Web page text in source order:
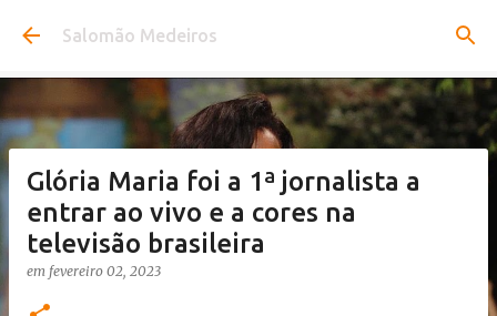
Pular para o conteúdo principal
Salomão Medeiros
Glória Maria foi a 1ª jornalista a
entrar ao vivo e a cores na
televisão brasileira
em fevereiro 02, 2023